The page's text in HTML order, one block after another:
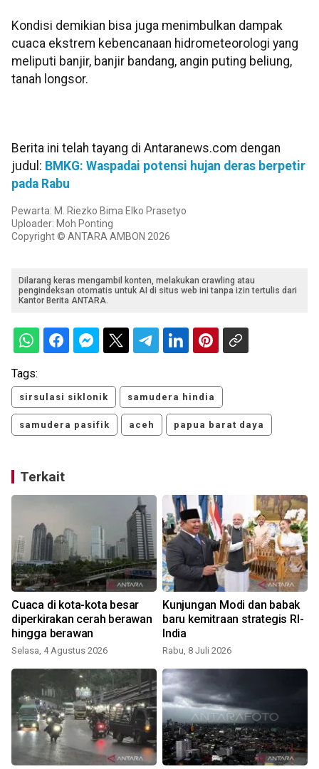
Kondisi demikian bisa juga menimbulkan dampak
cuaca ekstrem kebencanaan hidrometeorologi yang
meliputi banjir, banjir bandang, angin puting beliung,
tanah longsor.
Berita ini telah tayang di Antaranews.com dengan
judul: BMKG: Waspadai potensi hujan deras berpetir
pada Rabu
Pewarta: M. Riezko Bima Elko Prasetyo
Uploader: Moh Ponting
Copyright © ANTARA AMBON 2026
Dilarang keras mengambil konten, melakukan crawling atau
pengindeksan otomatis untuk AI di situs web ini tanpa izin tertulis dari
Kantor Berita ANTARA.
Tags:
sirsulasi siklonik samudera hindia
samudera pasifik aceh papua barat daya
Terkait
Cuaca di kota-kota besar
diperkirakan cerah berawan
hingga berawan
Selasa, 4 Agustus 2026
Kunjungan Modi dan babak
baru kemitraan strategis RI-
India
Rabu, 8 Juli 2026